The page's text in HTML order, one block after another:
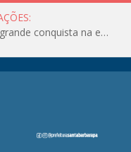
Santa Bárbara do Pará celebra uma grande conquista na educação!